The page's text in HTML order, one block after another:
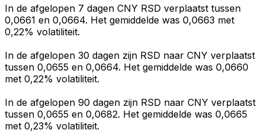
In de afgelopen 7 dagen CNY RSD verplaatst tussen
0,0661 en 0,0664. Het gemiddelde was 0,0663 met
0,22% volatiliteit.
In de afgelopen 30 dagen zijn RSD naar CNY verplaatst
tussen 0,0655 en 0,0664. Het gemiddelde was 0,0660
met 0,22% volatiliteit.
In de afgelopen 90 dagen zijn RSD naar CNY verplaatst
tussen 0,0655 en 0,0682. Het gemiddelde was 0,0665
met 0,23% volatiliteit.